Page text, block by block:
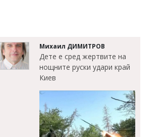
Михаил ДИМИТРОВ
Дете е сред жертвите на
нощните руски удари край
Киев